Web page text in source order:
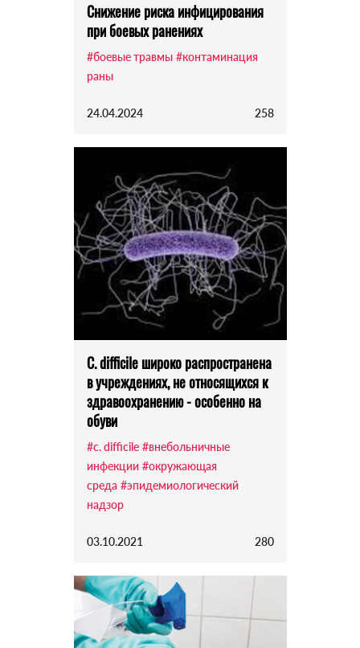
Снижение риска инфицирования
при боевых ранениях
#боевые травмы #контаминация
раны
24.04.2024 258
C. difficile широко распространена
в учреждениях, не относящихся к
здравоохранению - особенно на
обуви
#c. difficile #внебольничные
инфекции #окружающая
среда #эпидемиологический
надзор
03.10.2021 280